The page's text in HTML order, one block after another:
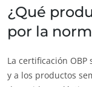
¿Qué
por la
La certificación
y a los productos